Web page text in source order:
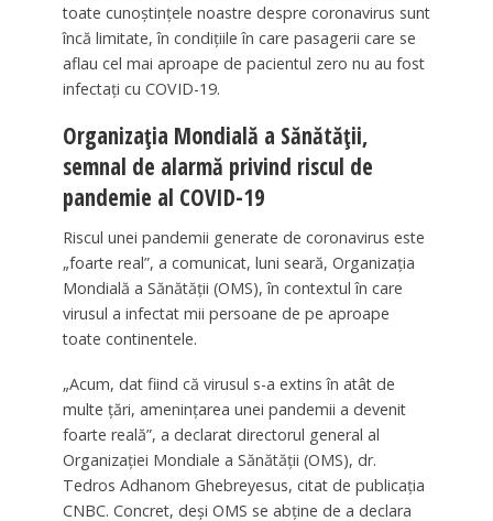
toate cunoştinţele noastre despre coronavirus sunt
încă limitate, în condiţiile în care pasagerii care se
aflau cel mai aproape de pacientul zero nu au fost
infectaţi cu COVID-19.
Organizaţia Mondială a Sănătăţii,
semnal de alarmă privind riscul de
pandemie al COVID-19
Riscul unei pandemii generate de coronavirus este
„foarte real”, a comunicat, luni seară, Organizaţia
Mondială a Sănătăţii (OMS), în contextul în care
virusul a infectat mii persoane de pe aproape
toate continentele.
„Acum, dat fiind că virusul s-a extins în atât de
multe ţări, ameninţarea unei pandemii a devenit
foarte reală”, a declarat directorul general al
Organizaţiei Mondiale a Sănătăţii (OMS), dr.
Tedros Adhanom Ghebreyesus, citat de publicaţia
CNBC. Concret, deşi OMS se abţine de a declara